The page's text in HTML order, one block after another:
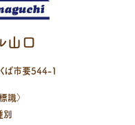
山口
ば市要544-1
識〉